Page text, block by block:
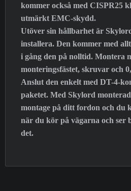
kommer också med CISPR25
utmärkt EMC-skydd.
Utöver sin hållbarhet är
installera. Den kommer med
i gång den på nolltid. Montera
monteringsfästet, skruvar och
Anslut den enkelt med DT-4-
paketet. Med Skylord
montage på ditt fordon och du
när du kör på vägarna och ser
det.